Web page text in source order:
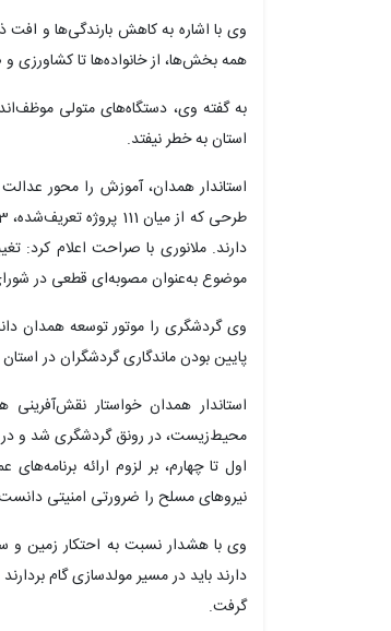
وی با اشاره به کاهش بارندگی‌ها و افت
همه بخش‌ها، از خانواده‌ها تا کشاورزی
به گفته وی، دستگاه‌های متولی
استان به خطر نیفتد.
استاندار همدان، آموزش را محور
دارند. ملانوری با صراحت اعلام کرد:
موضوع به‌عنوان مصوبه‌ای قطعی در
پایین بودن ماندگاری گردشگران در استان
استاندار همدان خواستار
اول تا چهارم، بر لزوم ارائه
نیروهای مسلح را ضرورتی امنیتی
وی با هشدار نسبت به احتکار زمین و
دارند باید در مسیر مولدسازی گام
گرفت.